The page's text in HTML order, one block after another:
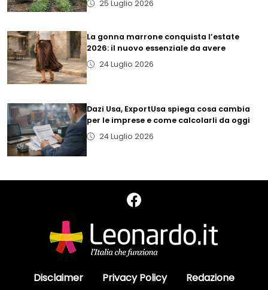
25 Luglio 2026
La gonna marrone conquista l’estate
2026: il nuovo essenziale da avere
24 Luglio 2026
Dazi Usa, ExportUsa spiega cosa cambia
per le imprese e come calcolarli da oggi
24 Luglio 2026
Disclaimer Privacy Policy Redazione